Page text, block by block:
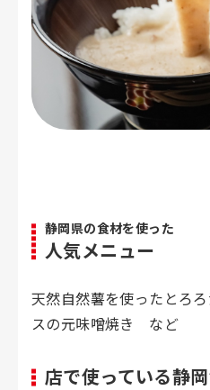
静岡県の食材を使った
人気メニュー
天然自然薯を使ったとろ
スの元味噌焼き など
店で使っている静